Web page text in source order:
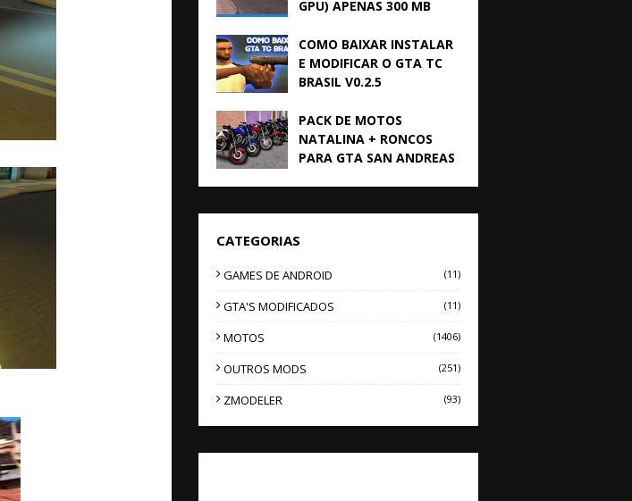
GPU) APENAS 300 MB
COMO BAIXAR INSTALAR
E MODIFICAR O GTA TC
BRASIL V0.2.5
PACK DE MOTOS
NATALINA + RONCOS
PARA GTA SAN ANDREAS
CATEGORIAS
GAMES DE ANDROID (11)
GTA'S MODIFICADOS (11)
MOTOS (1406)
OUTROS MODS (251)
ZMODELER (93)